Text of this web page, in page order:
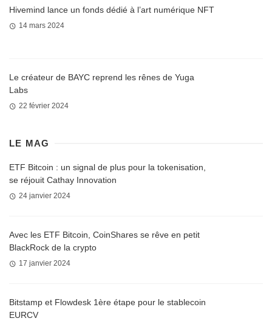
Hivemind lance un fonds dédié à l’art numérique NFT
14 mars 2024
Le créateur de BAYC reprend les rênes de Yuga
Labs
22 février 2024
LE MAG
ETF Bitcoin : un signal de plus pour la tokenisation,
se réjouit Cathay Innovation
24 janvier 2024
Avec les ETF Bitcoin, CoinShares se rêve en petit
BlackRock de la crypto
17 janvier 2024
Bitstamp et Flowdesk 1ère étape pour le stablecoin
EURCV